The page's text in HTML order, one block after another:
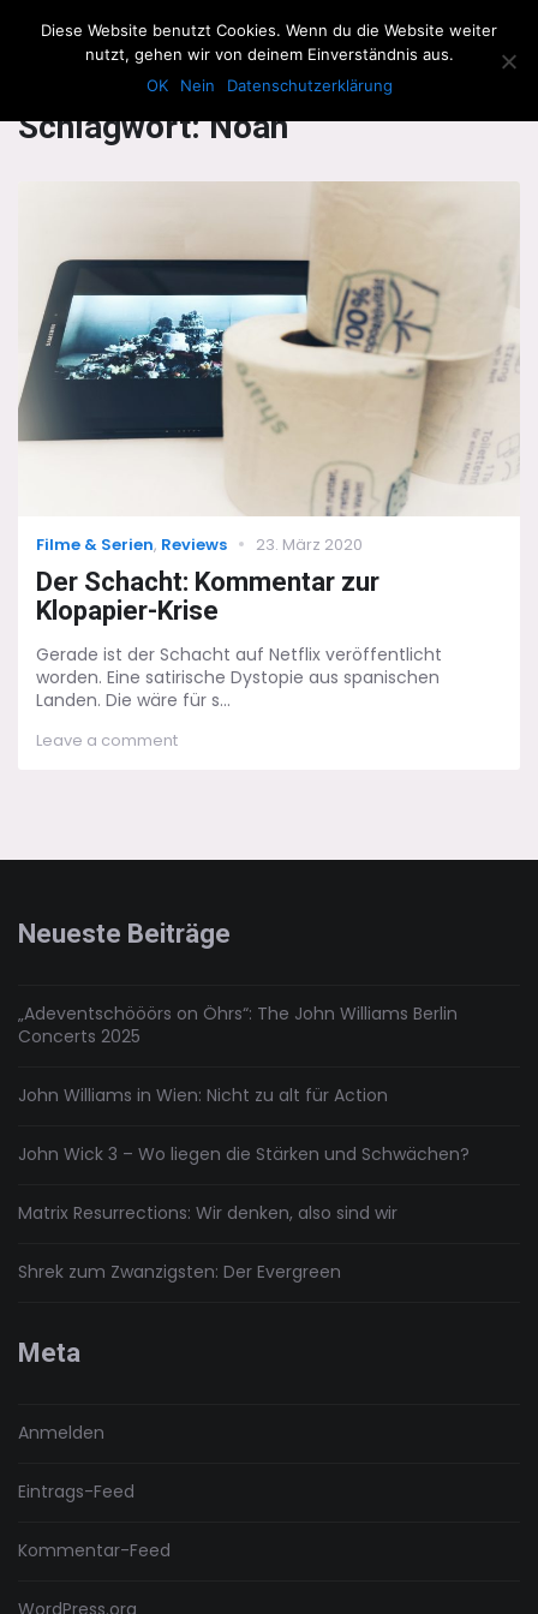
The Howling Men
Schlagwort:Noah
Categories
Filme & Serien, Reviews
Posted
23. März 2020
Der Schacht: Kommentar zur
Klopapier-Krise
Gerade ist der Schacht auf Netflix veröffentlicht
worden. Eine satirische Dystopie aus spanischen
Landen. Die wäre für s...
Leave a commenton
Neueste Beiträge
„Adeventschööörs on Öhrs“: The John Williams Berlin
Concerts 2025
John Williams in Wien: Nicht zu alt für Action
John Wick 3 – Wo liegen die Stärken und Schwächen?
Matrix Resurrections: Wir denken, also sind wir
Shrek zum Zwanzigsten: Der Evergreen
Meta
Anmelden
Eintrags-Feed
Kommentar-Feed
WordPress.org
Diese Website benutzt Cookies. Wenn du die Website weiter
nutzt, gehen wir von deinem Einverständnis aus.
OK
Nein Datenschutzerklärung